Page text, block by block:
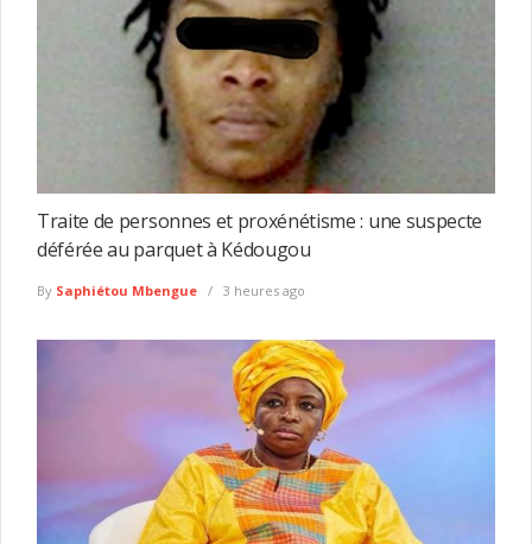
Traite de personnes et proxénétisme : une suspecte
déférée au parquet à Kédougou
By Saphiétou Mbengue 3 heures ago